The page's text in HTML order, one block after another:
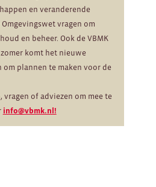
en veranderende
vragen om
en beheer. Ook de VBMK
komt het nieuwe
om plannen te maken voor de
vragen of adviezen om mee te
info@vbmk.nl!